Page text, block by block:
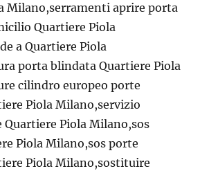
Milano,serramenti aprire porta
Quartiere Piola
a Quartiere Piola
porta blindata Quartiere Piola
cilindro europeo porte
Piola Milano,servizio
Quartiere Piola Milano,sos
Piola Milano,sos porte
Piola Milano,sostituire